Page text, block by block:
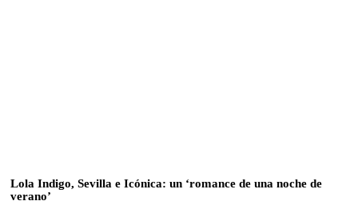
Lola Indigo, Sevilla e Icónica: un ‘romance de una noche de
verano’